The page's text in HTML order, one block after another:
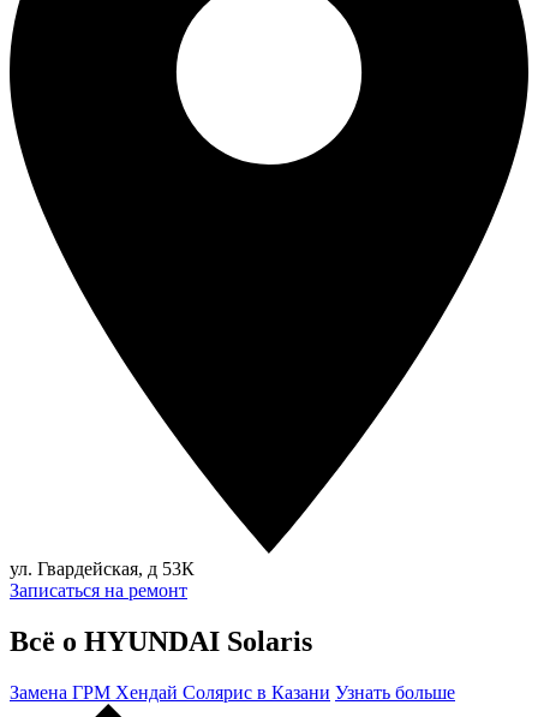
ул. Гвардейская, д 53К
Записаться на ремонт
Всё о HYUNDAI Solaris
Замена ГРМ Хендай Солярис в Казани Узнать больше